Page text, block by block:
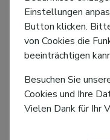
Einstellungen
Button klicken.
von Cookies die
beeinträchtigen
Besuchen Sie
Cookies und Ihre
Vielen Dank für Ihr